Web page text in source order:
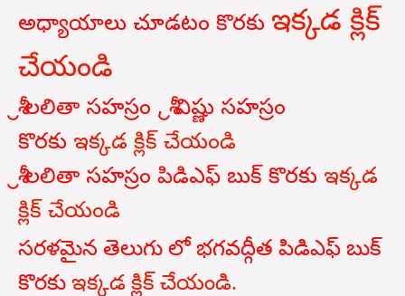
అధ్యాయాలు చూడటం కొరకు ఇక్కడ క్లిక్
చేయండి
శ్రీ లలితా సహస్రం , శ్రీ విష్ణు సహస్రం
కొరకు ఇక్కడ క్లిక్ చేయండి
శ్రీ లలితా సహస్రం పిడిఎఫ్ బుక్ కొరకు ఇక్కడ
క్లిక్ చేయండి
సరళమైన తెలుగు లో భగవద్గీత పిడిఎఫ్ బుక్
కొరకు ఇక్కడ క్లిక్ చేయండి.